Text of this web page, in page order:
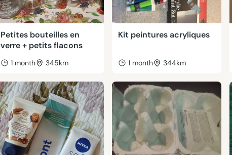
Petites bouteilles en
verre + petits flacons
1 month 345km
Kit peintures acryliques
1 month 344km